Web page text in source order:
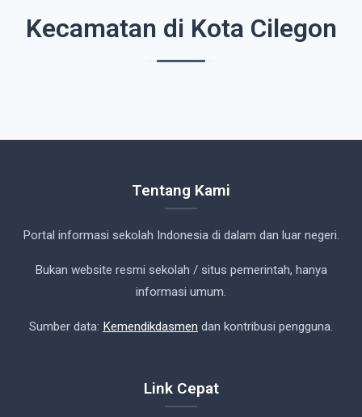
Kecamatan di Kota Cilegon
Tentang Kami
Portal informasi sekolah Indonesia di dalam dan luar negeri.
Bukan website resmi sekolah / situs pemerintah, hanya
informasi umum.
Sumber data: Kemendikdasmen dan kontribusi pengguna.
Link Cepat